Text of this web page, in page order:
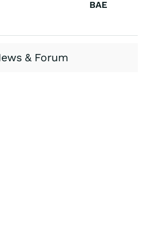
BAE
& Forum